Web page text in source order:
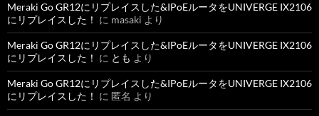
Meraki Go GR12にリプレイスした&IPoEルータをUNIVERGE IX2106
にリプレイスした！ に masaki より
Meraki Go GR12にリプレイスした&IPoEルータをUNIVERGE IX2106
にリプレイスした！ に とも より
Meraki Go GR12にリプレイスした&IPoEルータをUNIVERGE IX2106
にリプレイスした！ に 匿名 より